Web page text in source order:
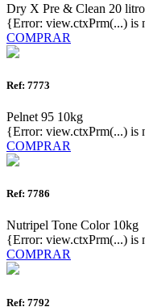
Dry X Pre & Clean 20
{Error: view.ctxPrm(...) is
COMPRAR
Ref: 7773
Pelnet 95 10kg
{Error: view.ctxPrm(...) is
COMPRAR
Ref: 7786
Nutripel Tone Color 10kg
{Error: view.ctxPrm(...) is
COMPRAR
Ref: 7792